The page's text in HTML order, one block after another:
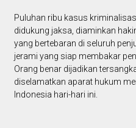
Puluhan ribu kasus
didukung jaksa, diaminkan
yang bertebaran di seluruh
jerami yang siap membakar
Orang benar dijadikan
diselamatkan aparat hukum
Indonesia hari-hari ini.